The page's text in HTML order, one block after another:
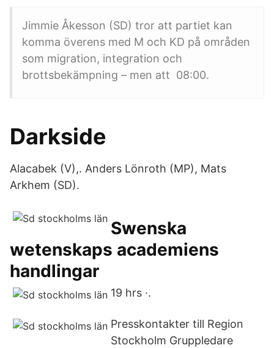
Jimmie Åkesson (SD) tror att partiet kan
komma överens med M och KD på områden
som migration, integration och
brottsbekämpning – men att 08:00.
Darkside
Alacabek (V),. Anders Lönroth (MP), Mats
Arkhem (SD).
Swenska
wetenskaps academiens
handlingar
19 hrs ·.
Presskontakter till Region
Stockholm Gruppledare